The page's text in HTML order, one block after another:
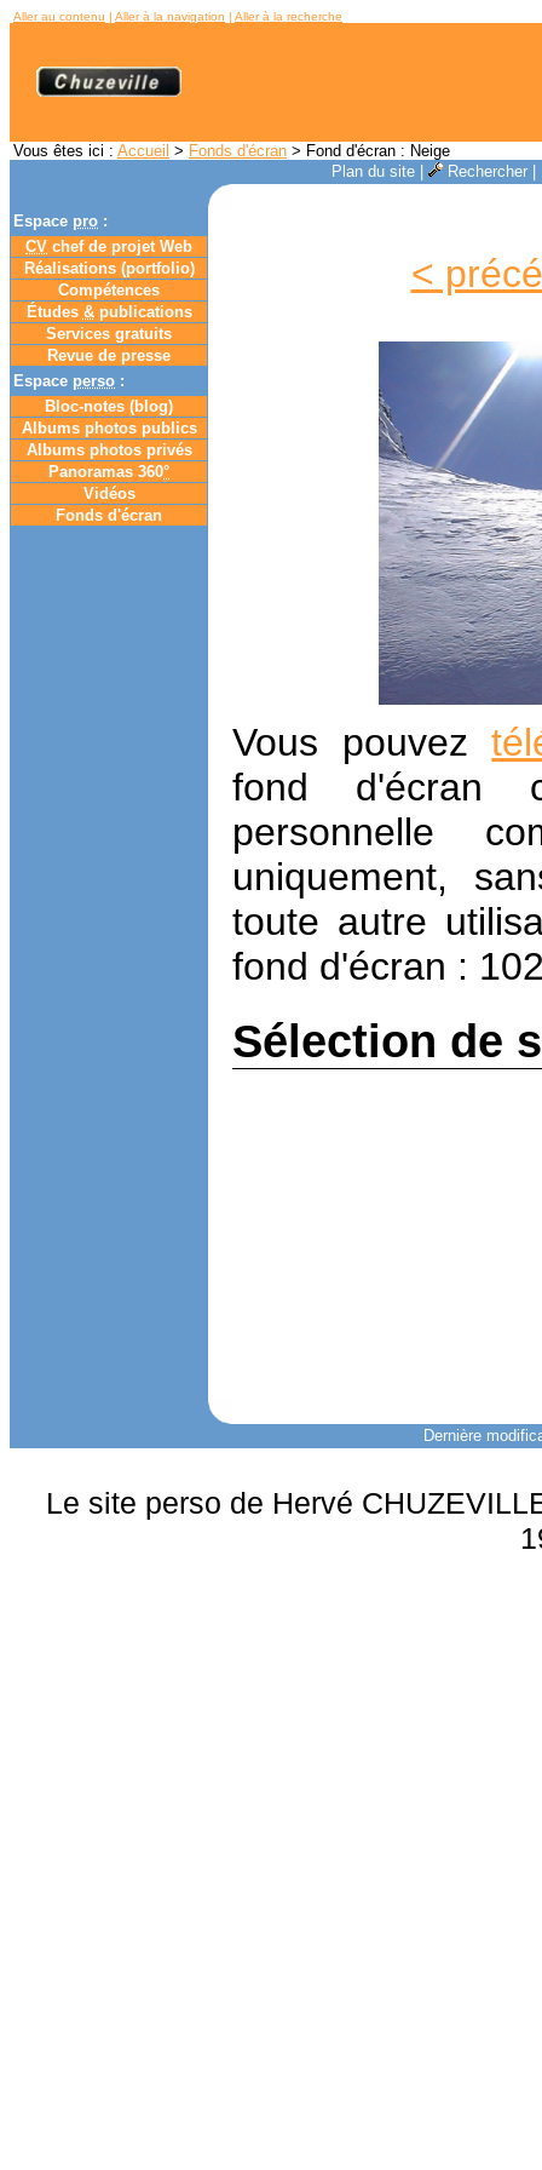
Aller au contenu | Aller à la navigation | Aller à la recherche
Vous êtes ici : Accueil > Fonds d'écran > Fond d'écran : Neige
Plan du site| Rechercher|
Espace pro :
CV chef de projet Web
Réalisations (portfolio)
Compétences
Études &publications
Services gratuits
Revue de presse
Espace perso :
Bloc-notes (blog)
Albums photos publics
Albums photos privés
Panoramas 360°
Vidéos
Fonds d'écran
<
Vous pouvez
fond d'écran
personnelle
uniquement,
toute autre
fond d'écran :
Sélection de
Dernière
Le site perso de Hervé